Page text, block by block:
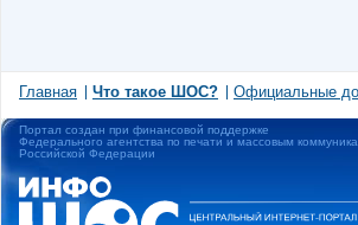
Главная Что такое ШОС? Официальные
Портал создан при финансовой поддержке
Федерального агентства по печати и массовым
Российской Федерации